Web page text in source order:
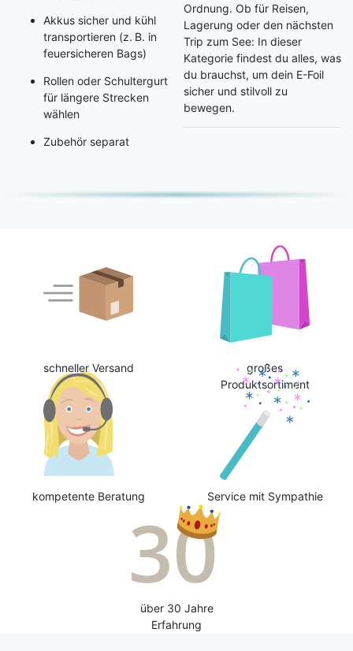
Akkus sicher und kühl
transportieren (z. B. in
feuersicheren Bags)
Rollen oder Schultergurt
für längere Strecken
wählen
Zubehör separat
Ordnung. Ob für Reisen,
Lagerung oder den nächsten
Trip zum See: In dieser
Kategorie findest du alles, was
du brauchst, um dein E-Foil
sicher und stilvoll zu
bewegen.
schneller Versand
großes
Produktsortiment
kompetente Beratung Service mit Sympathie
über 30 Jahre
Erfahrung